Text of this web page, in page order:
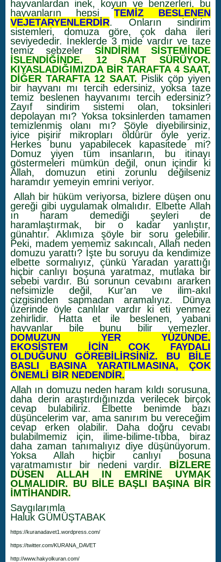
hayvanlardan inek, koyun ve benzerleri, bu
hayvanların hepsi TEMİZ BESLENEN
VEJETARYENLERDİR. Onların sindirim
sistemleri, domuza göre, çok daha ileri
seviyededir. İneklerde 3 mide vardır ve taze
temiz sebzeler SİNDİRİM SİSTEMİNDE
İŞLENDİĞİNDE, 12 SAAT SÜRÜYOR.
KIYASLADIĞIMIZDA BİR TARAFTA 4 SAAT,
DİĞER TARAFTA 12 SAAT. Pislik çöp yiyen
bir hayvanı mı tercih edersiniz, yoksa taze
temiz beslenen hayvanımı tercih edersiniz?
Zayıf sindirim sistemi olan, toksinleri
depolayan mı? Yoksa toksinlerden tamamen
temizlenmiş olanı mı? Şöyle diyebilirsiniz,
iyice pişirir mikropları öldürür öyle yeriz.
Herkes bunu yapabilecek kapasitede mi?
Domuz yiyen tüm insanların, bu itinayı
göstermeleri mümkün değil, onun içindir ki
Allah, domuzun etini zorunlu değilseniz
haramdır yemeyin emrini veriyor.
Allah bir hüküm veriyorsa, bizlere düşen onu
gereği gibi uygulamak olmalıdır. Elbette Allah
ın haram demediği şeyleri de
haramlaştırmak, bir o kadar yanlıştır,
günahtır. Aklımıza şöyle bir soru gelebilir.
Peki, madem yememiz sakıncalı, Allah neden
domuzu yarattı? İşte bu soruyu da kendimize
elbette sormalıyız, çünkü Yaradan yarattığı
hiçbir canlıyı boşuna yaratmaz, mutlaka bir
sebebi vardır. Bu sorunun cevabını ararken
nefsimizle değil, Kur’an ve ilim-akıl
çizgisinden sapmadan aramalıyız. Dünya
üzerinde öyle canlılar vardır ki eti yenmez
zehirlidir. Hatta et ile beslenen, yabani
hayvanlar bile bunu bilir yemezler.
DOMUZUN YER YÜZÜNDE,
EKOSİSTEM İÇİN ÇOK FAYDALI
OLDUĞUNU GÖREBİLİRSİNİZ. BU BİLE
BAŞLI BAŞINA YARATILMASINA, ÇOK
ÖNEMLİ BİR NEDENDİR.
Allah ın domuzu neden haram kıldı sorusuna,
daha derin araştırdığınızda verilecek birçok
cevap bulabiliriz. Elbette benimde bazı
düşüncelerim var, ama sanırım bu vereceğim
cevap erken olabilir. Daha doğru cevabı
bulabilmemiz için, ilime-bilime-tıbba, biraz
daha zaman tanımalıyız diye düşünüyorum.
Yoksa Allah hiçbir canlıyı boşuna
yaratmamıştır bir nedeni vardır. BİZLERE
DÜŞEN ALLAH IN EMRİNE UYMAK
OLMALIDIR. BU BİLE BAŞLI BAŞINA BİR
İMTİHANDIR.
Saygılarımla
Haluk GÜMÜŞTABAK
https://kuranadavet1.wordpress.com/
https://twitter.com/KURANA_DAVET
http://www.hakyolkuran.com/